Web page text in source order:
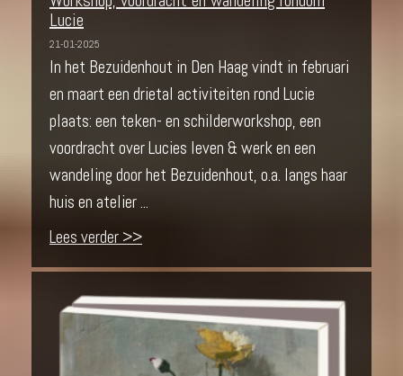
Lucie
21-01-2025
In het Bezuidenhout in Den Haag vindt in februari
en maart een drietal activiteiten rond Lucie
plaats: een teken- en schilderworkshop, een
voordracht over Lucies leven & werk en een
wandeling door het Bezuidenhout, o.a. langs haar
huis en atelier ...
Lees verder >>